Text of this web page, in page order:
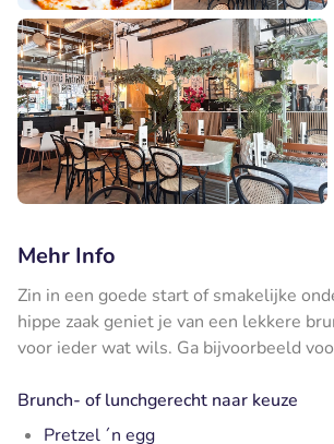
Mehr Info
Zin in een goede start of smakelijke
hippe zaak geniet je van een lekkere
voor ieder wat wils. Ga bijvoorbeeld
Brunch- of lunchgerecht naar keuze
Pretzel ´n egg